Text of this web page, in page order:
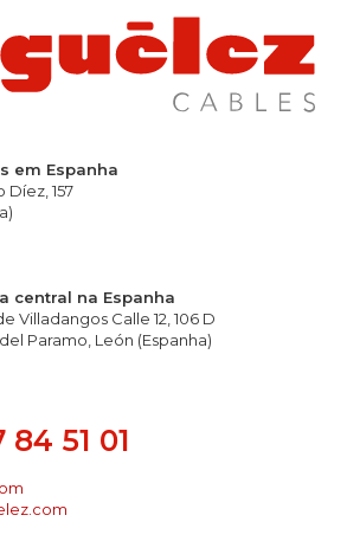
em Espanha
157
central na Espanha
Villadangos Calle 12, 106 D
Paramo, León (Espanha)
51 01